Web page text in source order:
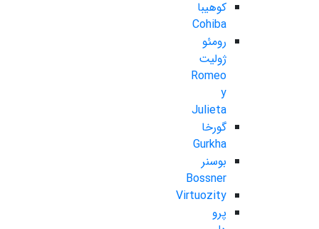
کوهیبا
Cohiba
رومئو
ژولیت
Romeo
y
Julieta
گورخا
Gurkha
بوسنر
Bossner
Virtuozity
پرو